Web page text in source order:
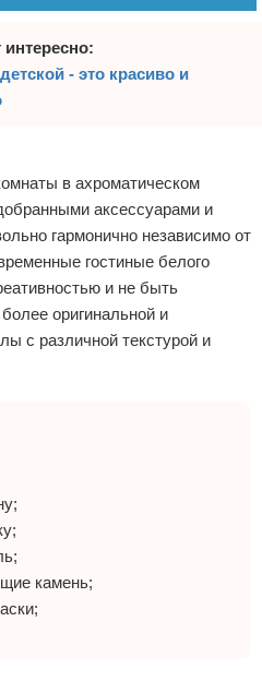
- это красиво и
в ахроматическом
аксессуарами и
гармонично независимо от
гостиные белого
и не быть
оригинальной и
с различной текстурой и
камень;